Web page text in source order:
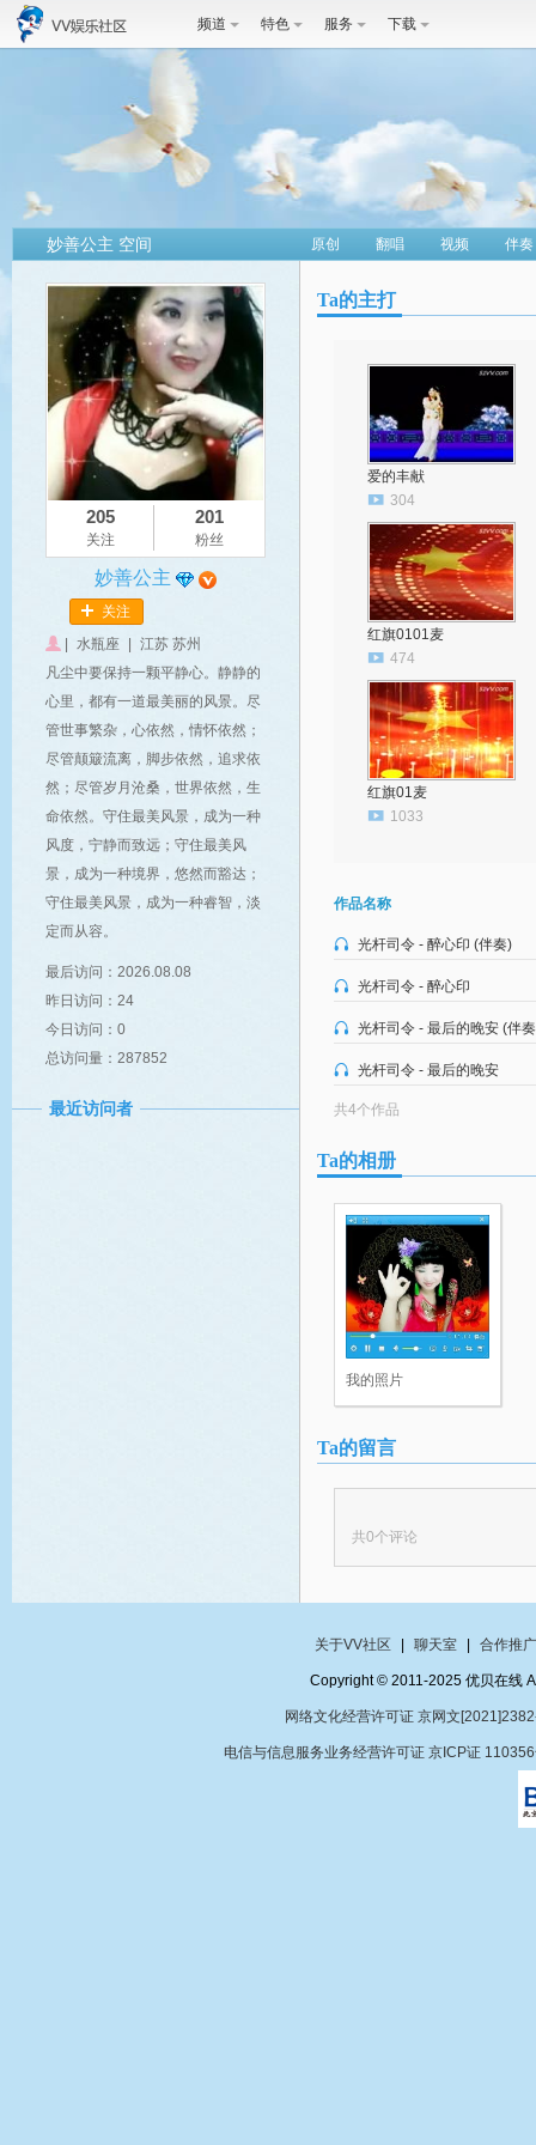
频道 特色 服务 下载
妙善公主 空间 原创 翻唱 视频 伴奏
205
关注
201
粉丝
妙善公主
关注
水瓶座
江苏 苏州
凡尘中要保持一颗平静心。静静的
心里，都有一道最美丽的风景。尽
管世事繁杂，心依然，情怀依然；
尽管颠簸流离，脚步依然，追求依
然；尽管岁月沧桑，世界依然，生
命依然。守住最美风景，成为一种
风度，宁静而致远；守住最美风
景，成为一种境界，悠然而豁达；
守住最美风景，成为一种睿智，淡
定而从容。
最后访问：2026.08.08
昨日访问：24
今日访问：0
总访问量：287852
最近访问者
Ta的主打
爱的丰献
304
红旗0101麦
474
红旗01麦
1033
作品名称
光杆司令 - 醉心印 (伴奏)
光杆司令 - 醉心印
光杆司令 - 最后的晚安 (伴
光杆司令 - 最后的晚安
共4个作品
Ta的相册
我的照片
Ta的留言
共0个评论
关于VV社区 聊天室 合作推广
Copyright © 2011-2025 优贝在线
网络文化经营许可证 京网文
电信与信息服务业务经营许可证 京ICP证